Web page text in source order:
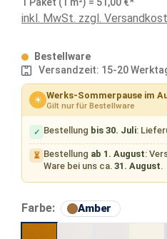
inkl. MwSt. zzgl.
Bestellware
Versandzeit: 15-20
☀ Werks-Sommerpause im
Gilt nur für Bestellware
✓ Bestellung bis 30. Juli:
⏳ Bestellung ab 1. August:
Ware bei uns ca.31. August.
Farbe: Amber